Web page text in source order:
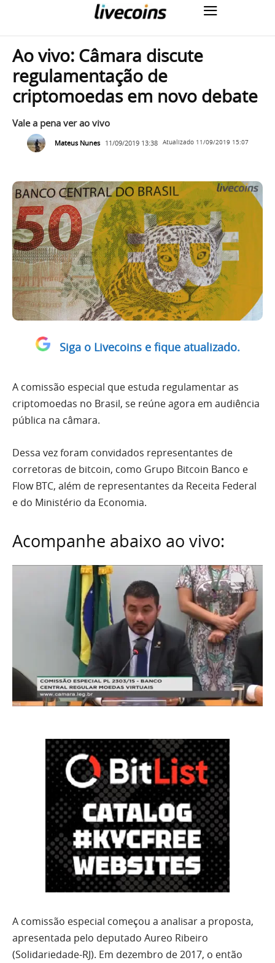
Ao vivo: Câmara discute
regulamentação de
criptomoedas em novo debate
Vale a pena ver ao vivo
Mateus Nunes 11/09/2019 13:38 Atualizado 11/09/2019 15:07
Siga o Livecoins e fique atualizado.
A comissão especial que estuda regulamentar as
criptomoedas no Brasil, se reúne agora em audiência
pública na câmara.
Dessa vez foram convidados representantes de
corretoras de bitcoin, como Grupo Bitcoin Banco e
Flow BTC, além de representantes da Receita Federal
e do Ministério da Economia.
Acompanhe abaixo ao vivo:
A comissão especial começou a analisar a proposta,
apresentada pelo deputado Aureo Ribeiro
(Solidariedade-RJ). Em dezembro de 2017, o então